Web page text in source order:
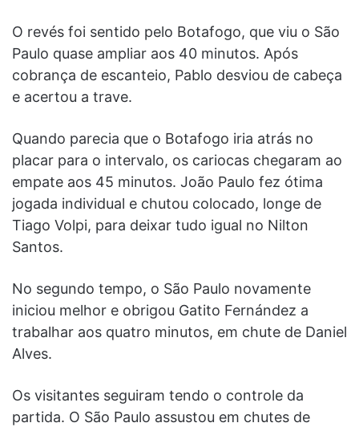
O revés foi sentido pelo Botafogo, que viu o São
Paulo quase ampliar aos 40 minutos. Após
cobrança de escanteio, Pablo desviou de cabeça
e acertou a trave.
Quando parecia que o Botafogo iria atrás no
placar para o intervalo, os cariocas chegaram ao
empate aos 45 minutos. João Paulo fez ótima
jogada individual e chutou colocado, longe de
Tiago Volpi, para deixar tudo igual no Nilton
Santos.
No segundo tempo, o São Paulo novamente
iniciou melhor e obrigou Gatito Fernández a
trabalhar aos quatro minutos, em chute de Daniel
Alves.
Os visitantes seguiram tendo o controle da
partida. O São Paulo assustou em chutes de